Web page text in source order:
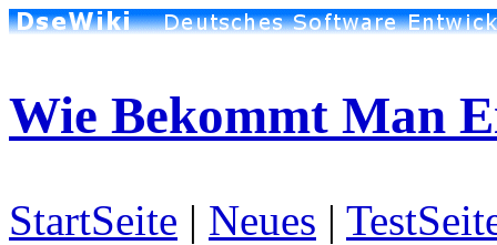
Wie Bekommt Man
StartSeite | Neues |